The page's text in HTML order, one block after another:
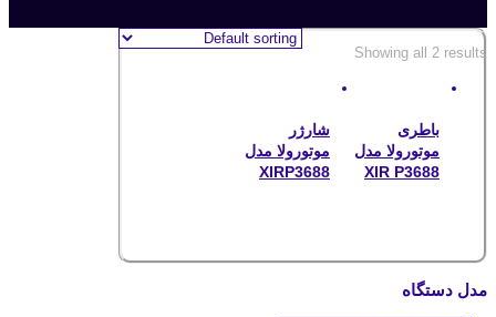
Showing all 2 results
باطری
موتورولا مدل
XIR P3688
شارژر
موتورولا مدل
XIRP3688
مدل دستگاه